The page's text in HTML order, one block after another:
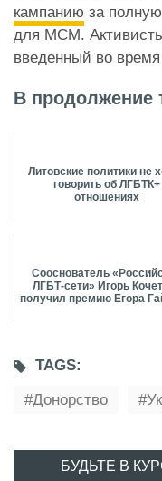
кампанию за
для МСМ. Активисты
введенный во
В продолжение
Литовские политики не
говорить об ЛГБТК+
отношениях
Сооснователь
ЛГБТ-сети» Игорь
получил премию Егора
TAGS:
Донорство
БУДЬТЕ В